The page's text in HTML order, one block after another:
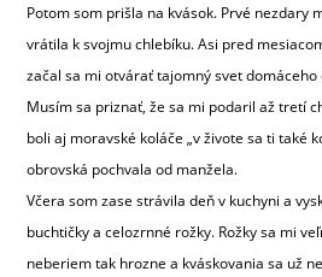
Potom som prišla na kvások. Prvé nezdary
vrátila k svojmu chlebíku. Asi pred
začal sa mi otvárať tajomný svet domáceho
Musím sa priznať, že sa mi podaril až tretí
boli aj moravské koláče „v živote sa ti také
obrovská pochvala od manžela.
Včera som zase strávila deň v kuchyni a
buchtičky a celozrnné rožky. Rožky sa mi
neberiem tak hrozne a kváskovania sa už